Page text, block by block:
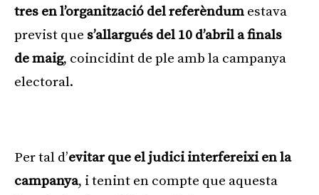
tres en l’organització del referèndum estava
previst que s’allargués del 10 d’abril a finals
de maig, coincidint de ple amb la campanya
electoral.
Per tal d’evitar que el judici interfereixi en la
campanya, i tenint en compte que aquesta